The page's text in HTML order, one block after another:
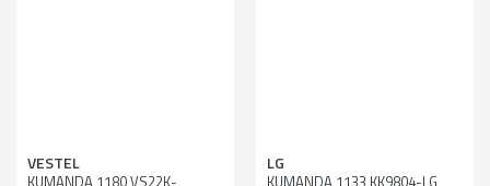
VESTEL
KUMANDA 1180 VS22K-
LG
KUMANDA 1133 KK9804-LG